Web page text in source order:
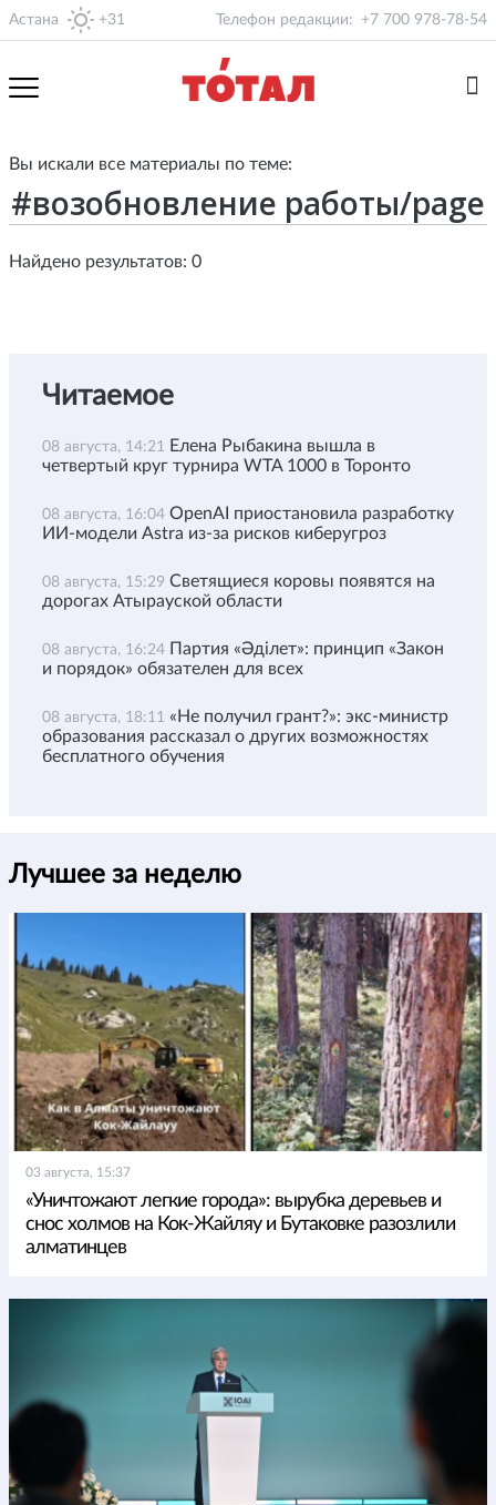
Астана +31 Телефон редакции: +7 700 978-78-54
Вы искали все материалы по теме:
Найдено результатов: 0
Читаемое
08 августа, 14:21 Елена Рыбакина вышла в
четвертый круг турнира WTA 1000 в Торонто
08 августа, 16:04 OpenAI приостановила разработку
ИИ-модели Astra из-за рисков киберугроз
08 августа, 15:29 Светящиеся коровы появятся на
дорогах Атырауской области
08 августа, 16:24 Партия «Әділет»: принцип «Закон
и порядок» обязателен для всех
08 августа, 18:11 «Не получил грант?»: экс-министр
образования рассказал о других возможностях
бесплатного обучения
Лучшее за неделю
03 августа, 15:37
«Уничтожают легкие города»: вырубка деревьев и
снос холмов на Кок-Жайляу и Бутаковке разозлили
алматинцев